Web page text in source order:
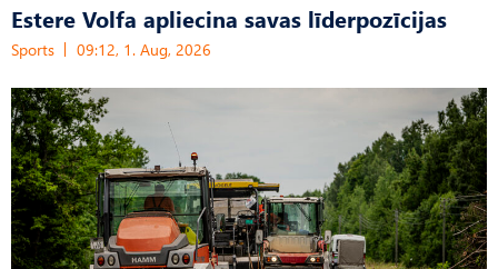
Estere Volfa apliecina savas līderpozīcijas
Sports 09:12, 1. Aug, 2026